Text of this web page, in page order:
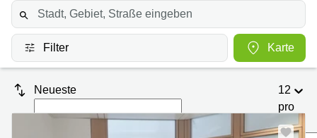
d’affaires
Coworking
Salles
de
virtuel
Alzette
Senningerberg
Bertrange
réunion
Luxembourg
Coworking
Bertrange
d'affaires
Preis
Log-in
Sprache wählen
Luxembourg
Filter Karte
Neueste
12
pro
Seite